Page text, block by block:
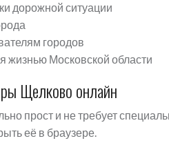
дорожной ситуации
городов
жизнью Московской области
Щелково онлайн
прост и не требует
её в браузере.